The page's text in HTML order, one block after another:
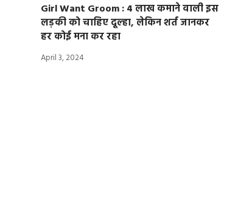
Girl Want Groom : 4 लाख कमाने वाली इस
लड़की को चाहिए दूल्हा, लेकिन शर्त जानकर
हर कोई मना कर रहा
April 3, 2024